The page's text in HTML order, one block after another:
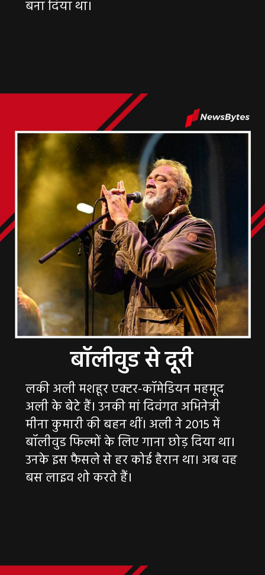
बॉलीवुड से दूरी
लकी अली मशहूर एक्टर-कॉमेडियन महमूद
अली के बेटे हैं। उनकी मां दिवंगत अभिनेत्री
मीना कुमारी की बहन थीं। अली ने 2015 में
बॉलीवुड फिल्मों के लिए गाना छोड़ दिया था।
उनके इस फैसले से हर कोई हैरान था। अब वह